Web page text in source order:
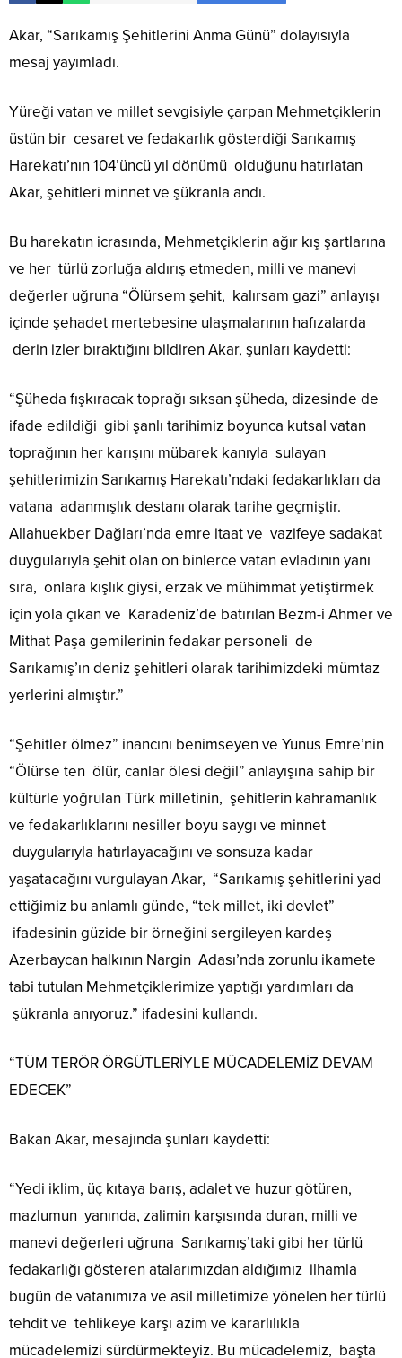
Akar, “Sarıkamış Şehitlerini Anma Günü” dolayısıyla
mesaj yayımladı.
Yüreği vatan ve millet sevgisiyle çarpan Mehmetçiklerin
üstün bir cesaret ve fedakarlık gösterdiği Sarıkamış
Harekatı’nın 104’üncü yıl dönümü olduğunu hatırlatan
Akar, şehitleri minnet ve şükranla andı.
Bu harekatın icrasında, Mehmetçiklerin ağır kış şartlarına
ve her türlü zorluğa aldırış etmeden, milli ve manevi
değerler uğruna “Ölürsem şehit, kalırsam gazi” anlayışı
içinde şehadet mertebesine ulaşmalarının hafızalarda
derin izler bıraktığını bildiren Akar, şunları kaydetti:
“Şüheda fışkıracak toprağı sıksan şüheda, dizesinde de
ifade edildiği gibi şanlı tarihimiz boyunca kutsal vatan
toprağının her karışını mübarek kanıyla sulayan
şehitlerimizin Sarıkamış Harekatı’ndaki fedakarlıkları da
vatana adanmışlık destanı olarak tarihe geçmiştir.
Allahuekber Dağları’nda emre itaat ve vazifeye sadakat
duygularıyla şehit olan on binlerce vatan evladının yanı
sıra, onlara kışlık giysi, erzak ve mühimmat yetiştirmek
için yola çıkan ve Karadeniz’de batırılan Bezm-i Ahmer ve
Mithat Paşa gemilerinin fedakar personeli de
Sarıkamış’ın deniz şehitleri olarak tarihimizdeki mümtaz
yerlerini almıştır.”
“Şehitler ölmez” inancını benimseyen ve Yunus Emre’nin
“Ölürse ten ölür, canlar ölesi değil” anlayışına sahip bir
kültürle yoğrulan Türk milletinin, şehitlerin kahramanlık
ve fedakarlıklarını nesiller boyu saygı ve minnet
duygularıyla hatırlayacağını ve sonsuza kadar
yaşatacağını vurgulayan Akar, “Sarıkamış şehitlerini yad
ettiğimiz bu anlamlı günde, “tek millet, iki devlet”
ifadesinin güzide bir örneğini sergileyen kardeş
Azerbaycan halkının Nargin Adası’nda zorunlu ikamete
tabi tutulan Mehmetçiklerimize yaptığı yardımları da
şükranla anıyoruz.” ifadesini kullandı.
“TÜM TERÖR ÖRGÜTLERİYLE MÜCADELEMİZ DEVAM
EDECEK”
Bakan Akar, mesajında şunları kaydetti:
“Yedi iklim, üç kıtaya barış, adalet ve huzur götüren,
mazlumun yanında, zalimin karşısında duran, milli ve
manevi değerleri uğruna Sarıkamış’taki gibi her türlü
fedakarlığı gösteren atalarımızdan aldığımız ilhamla
bugün de vatanımıza ve asil milletimize yönelen her türlü
tehdit ve tehlikeye karşı azim ve kararlılıkla
mücadelemizi sürdürmekteyiz. Bu mücadelemiz, başta